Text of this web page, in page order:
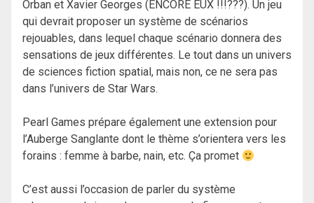
Orban et Xavier Georges (ENCORE EUX !!!???). Un jeu
qui devrait proposer un système de scénarios
rejouables, dans lequel chaque scénario donnera des
sensations de jeux différentes. Le tout dans un univers
de sciences fiction spatial, mais non, ce ne sera pas
dans l’univers de Star Wars.
Pearl Games prépare également une extension pour
l’Auberge Sanglante dont le thème s’orientera vers les
forains : femme à barbe, nain, etc. Ça promet
C’est aussi l’occasion de parler du système